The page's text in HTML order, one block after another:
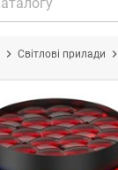
chevron_right Світлові прилади chevron_right